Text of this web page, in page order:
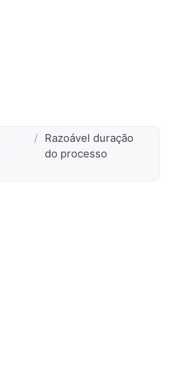
/ Razoável duração
do processo